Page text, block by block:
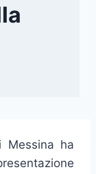
Messina ha